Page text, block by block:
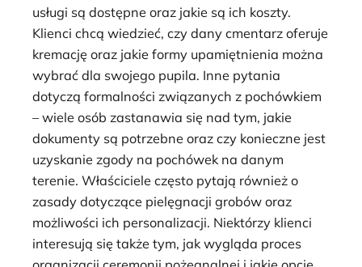
usługi są dostępne oraz jakie są ich koszty.
Klienci chcą wiedzieć, czy dany cmentarz oferuje
kremację oraz jakie formy upamiętnienia można
wybrać dla swojego pupila. Inne pytania
dotyczą formalności związanych z pochówkiem
– wiele osób zastanawia się nad tym, jakie
dokumenty są potrzebne oraz czy konieczne jest
uzyskanie zgody na pochówek na danym
terenie. Właściciele często pytają również o
zasady dotyczące pielęgnacji grobów oraz
możliwości ich personalizacji. Niektórzy klienci
interesują się także tym, jak wygląda proces